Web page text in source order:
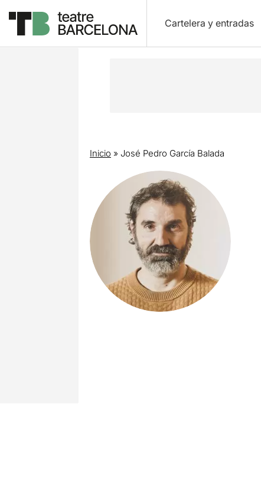
Cartelera y entradas
Inicio » José Pedro García Balada